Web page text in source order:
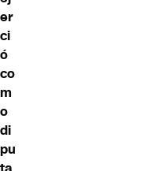
er
ci
ó
co
m
o
di
pu